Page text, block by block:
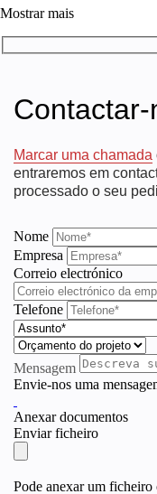
Mostrar mais
Contactar-
Marcar uma chamada
entraremos em
processado o seu
Nome
Empresa
Correio electrónico
Telefone
Mensagem
Envie-nos uma
Anexar documentos
Enviar ficheiro
Pode anexar um